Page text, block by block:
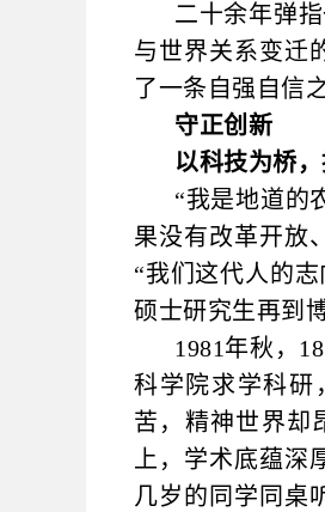
二十余年弹
与世界关系变迁
了一条自强自信
守正创新
以科技为桥
“我是地道的
果没有改革开放
“我们这代人的
硕士研究生再到
1981年秋，
科学院求学科研
苦，精神世界却
上，学术底蕴
几岁的同学同桌